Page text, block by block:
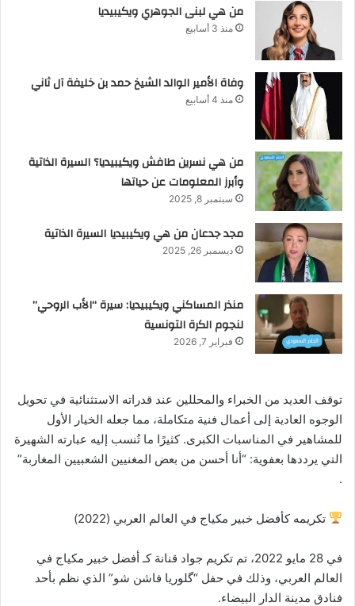
من هي لبنى الجوهري ويكيبيديا
منذ 3 أسابيع
وفاة الأمير الوالد الشيخ حمد بن خليفة آل ثاني
منذ 4 أسابيع
من هي نسرين طافش ويكيبيديا؟ السيرة الذاتية
وأبرز المعلومات عن حياتها
سبتمبر 8, 2025
مجد جدعان من هي ويكيبيديا السيرة الذاتية
ديسمبر 26, 2025
منذر المساكني ويكيبيديا: سيرة “الأب الروحي”
لنجوم الكرة التونسية
فبراير 7, 2026
توقف العديد من الخبراء والمحللين عند قدراته الاستثنائية في تحويل
الوجوه العادية إلى أعمال فنية متكاملة، مما جعله الخيار الأول
للمشاهير في المناسبات الكبرى. كثيرًا ما تُنسب إليه عبارته الشهيرة
التي يرددها بعفوية: “أنا أحسن من بعض المغنيين الشعبيين المغاربة”
.
تكريمه كأفضل خبير مكياج في العالم العربي (2022)
في 28 مايو 2022، تم تكريم جواد قنانة كـ أفضل خبير مكياج في
العالم العربي، وذلك في حفل “گلوريا فاشن شو” الذي نظم بأحد
فنادق مدينة الدار البيضاء.